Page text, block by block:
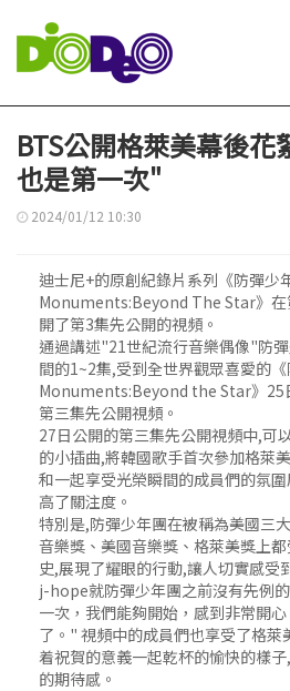
BTS公開格萊美幕後
也是第一次"
2024/01/12 10:30
迪士尼+的原創紀錄片系列《防彈少
Monuments:Beyond The Star》在
開了第3集先公開的視頻。
通過講述"21世紀流行音樂偶像"防
間的1~2集,受到全世界觀眾喜愛的
Monuments:Beyond the Star》25
第三集先公開視頻。
27日公開的第三集先公開視頻中,可
的小插曲,將韓國歌手首次參加格萊
和一起享受光榮瞬間的成員們的氛
高了關注度。
特別是,防彈少年團在被稱為美國三
音樂獎、美國音樂獎、格萊美獎上
史,展現了耀眼的行動,讓人切實感受
j-hope就防彈少年團之前沒有先例
一次，我們能夠開始，感到非常開
了。" 視頻中的成員們也享受了格萊
着祝賀的意義一起乾杯的愉快的樣
的期待感。